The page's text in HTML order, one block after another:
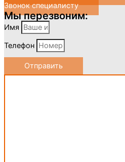
Звонок специалисту
Мы перезвоним:
Имя
Телефон
Отправить